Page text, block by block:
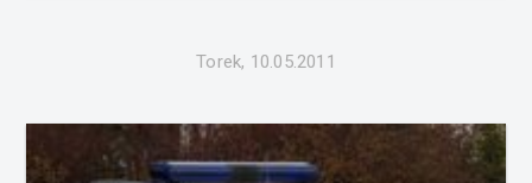
Torek, 10.05.2011